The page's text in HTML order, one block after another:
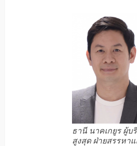
ธานี นาคเกยูร ผู้บ
สูงสุด ฝ่ายสรรหา